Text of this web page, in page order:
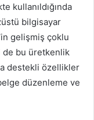
kullanıldığında
bilgisayar
gelişmiş çoklu
de bu üretkenlik
destekli özellikler
düzenleme ve